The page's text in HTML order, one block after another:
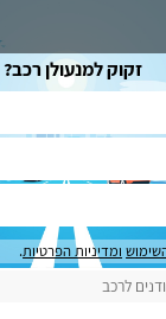
זקוק למנעולן רכב?
ומדיניות הפרטיות.
לרכב